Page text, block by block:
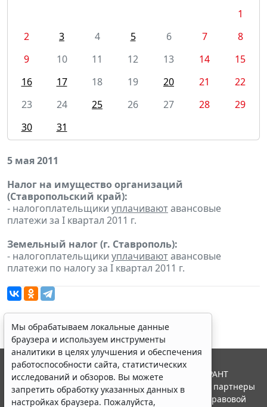
1
2
3 4 5 6 7
8
9
10 11 12 13 14
15
16
17 18 19 20 21
22
23
24 25 26 27 28
29
30
31
5 мая 2011
Налог на имущество организаций
(Ставропольский край):
- налогоплательщики уплачиваютавансовые
платежи за I квартал 2011 г.
Земельный налог (г. Ставрополь):
- налогоплательщики уплачиваютавансовые
платежи по налогу за I квартал 2011 г.
Мы обрабатываем локальные данные
браузера и используем инструменты
аналитики в целях улучшения и обеспечения
работоспособности сайта, статистических
исследований и обзоров. Вы можете
запретить обработку указанных данных в
настройках браузера. Пожалуйста,
© ООО "НПП "ГАРАНТ-СЕРВИС", 2026. Система ГАРАНТ
выпускается с 1990 года. Компания "Гарант" и ее партнеры
являются участниками Российской ассоциации правовой